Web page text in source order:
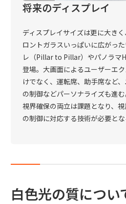
将来のディスプレイ
ディスプレイサイズは更に大き
ロントガラスいっぱいに広がっ
レ（Pillar to Pillar）やパノラマ
登場。大画面によるユーザーエ
けでなく、運転席、助手席など
の制御などパーソナライズも進
視界確保の両立は課題となり、
の制御に対応する技術が必要とな
白色光の質につい